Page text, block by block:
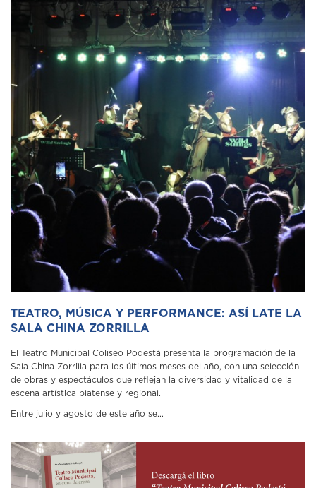
TEATRO, MÚSICA Y PERFORMANCE: ASÍ LATE LA
SALA CHINA ZORRILLA
El Teatro Municipal Coliseo Podestá presenta la programación de la
Sala China Zorrilla para los últimos meses del año, con una selección
de obras y espectáculos que reflejan la diversidad y vitalidad de la
escena artística platense y regional.
Entre julio y agosto de este año se...